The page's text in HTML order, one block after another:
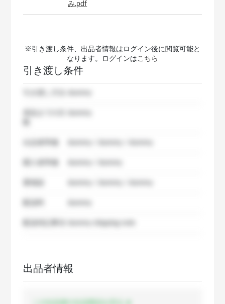
み.pdf
※引き渡し条件、出品者情報はログイン後に閲覧可能と
なります。ログインはこちら
引き渡し条件
出品者情報